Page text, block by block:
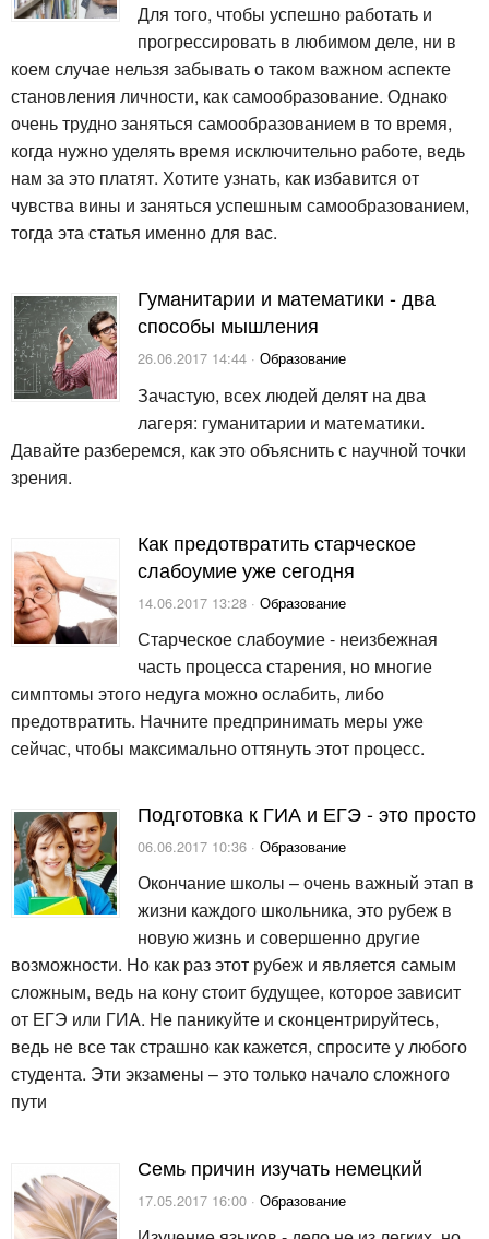
Для того, чтобы успешно работать и
прогрессировать в любимом деле, ни в
коем случае нельзя забывать о таком важном аспекте
становления личности, как самообразование. Однако
очень трудно заняться самообразованием в то время,
когда нужно уделять время исключительно работе, ведь
нам за это платят. Хотите узнать, как избавится от
чувства вины и заняться успешным самообразованием,
тогда эта статья именно для вас.
Гуманитарии и математики - два
способы мышления
26.06.2017 14:44 · Образование
Зачастую, всех людей делят на два
лагеря: гуманитарии и математики.
Давайте разберемся, как это объяснить с научной точки
зрения.
Как предотвратить старческое
слабоумие уже сегодня
14.06.2017 13:28 · Образование
Старческое слабоумие - неизбежная
часть процесса старения, но многие
симптомы этого недуга можно ослабить, либо
предотвратить. Начните предпринимать меры уже
сейчас, чтобы максимально оттянуть этот процесс.
Подготовка к ГИА и ЕГЭ - это просто
06.06.2017 10:36 · Образование
Окончание школы – очень важный этап в
жизни каждого школьника, это рубеж в
новую жизнь и совершенно другие
возможности. Но как раз этот рубеж и является самым
сложным, ведь на кону стоит будущее, которое зависит
от ЕГЭ или ГИА. Не паникуйте и сконцентрируйтесь,
ведь не все так страшно как кажется, спросите у любого
студента. Эти экзамены – это только начало сложного
пути
Семь причин изучать немецкий
17.05.2017 16:00 · Образование